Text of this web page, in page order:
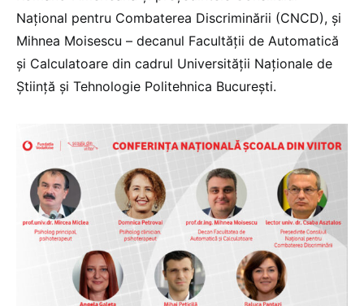
Național pentru Combaterea Discriminării (CNCD), și
Mihnea Moisescu – decanul Facultății de Automatică
și Calculatoare din cadrul Universității Naționale de
Știință și Tehnologie Politehnica București.